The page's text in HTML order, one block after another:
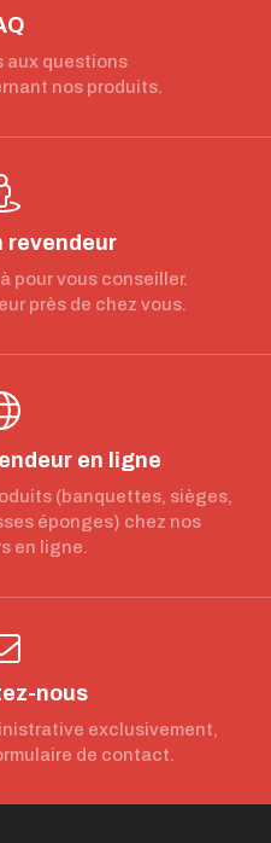
aux questions
nos produits.
revendeur
pour vous conseiller.
près de chez vous.
en ligne
(banquettes, sièges,
éponges) chez nos
en ligne.
nous
exclusivement,
de contact.